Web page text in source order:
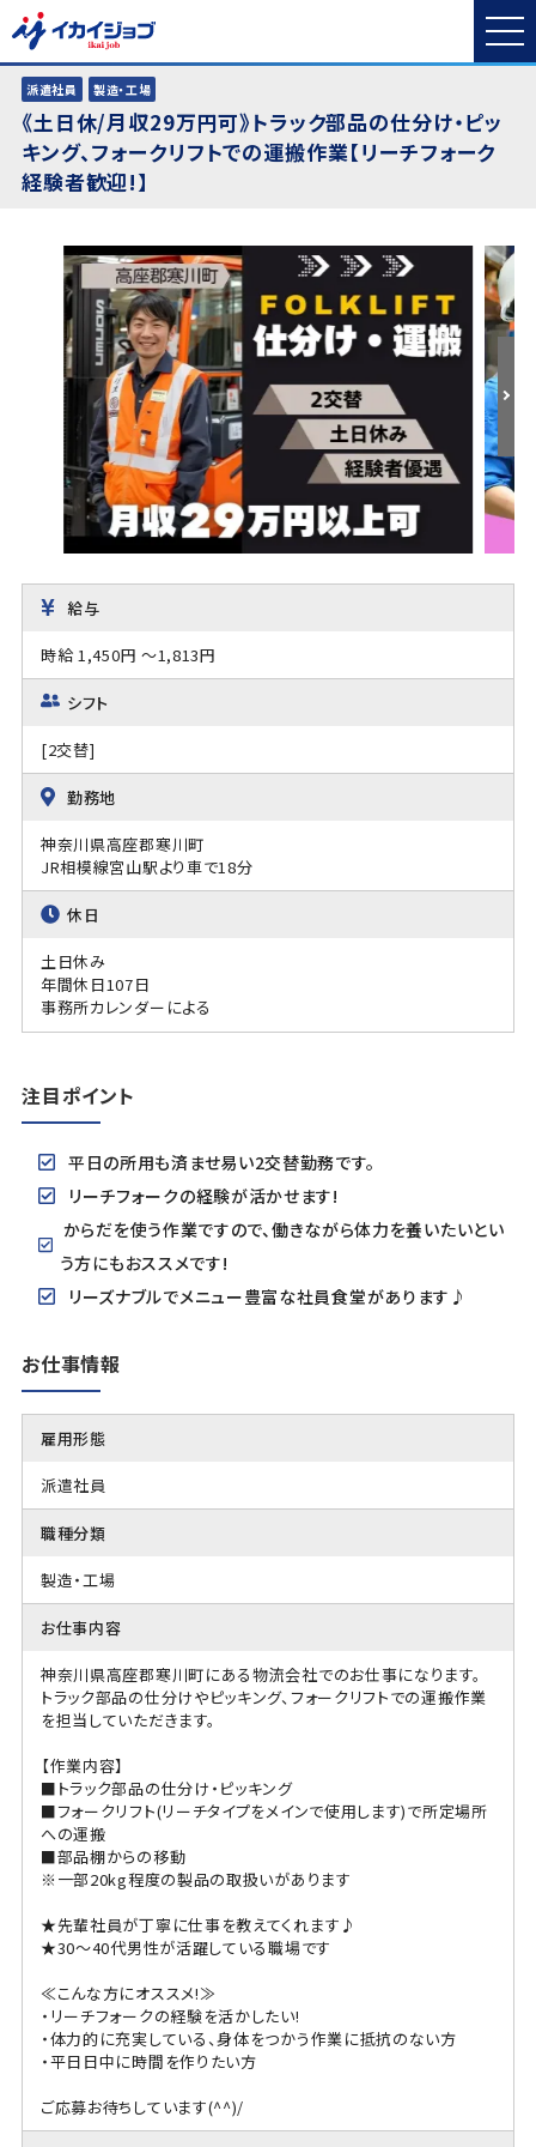
派遣社員 製造・工場
《土日休/月収29万円可》トラック部品の仕分け・ピッ
キング、フォークリフトでの運搬作業【リーチフォーク
経験者歓迎!】
給与
時給 1,450円 ～1,813円
シフト
[2交替]
勤務地
神奈川県高座郡寒川町
JR相模線宮山駅より車で18分
休日
土日休み
年間休日107日
事務所カレンダーによる
注目ポイント
平日の所用も済ませ易い2交替勤務です。
リーチフォークの経験が活かせます!
からだを使う作業ですので、働きながら体力を養いたいとい
う方にもおススメです!
リーズナブルでメニュー豊富な社員食堂があります♪
お仕事情報
雇用形態
派遣社員
職種分類
製造・工場
お仕事内容
神奈川県高座郡寒川町にある物流会社でのお仕事になります。
トラック部品の仕分けやピッキング、フォークリフトでの運搬作業
を担当していただきます。
【作業内容】
■トラック部品の仕分け・ピッキング
■フォークリフト(リーチタイプをメインで使用します)で所定場所
への運搬
■部品棚からの移動
※一部20kg程度の製品の取扱いがあります
★先輩社員が丁寧に仕事を教えてくれます♪
★30～40代男性が活躍している職場です
≪こんな方にオススメ!≫
・リーチフォークの経験を活かしたい!
・体力的に充実している、身体をつかう作業に抵抗のない方
・平日日中に時間を作りたい方
ご応募お待ちしています(^^)/